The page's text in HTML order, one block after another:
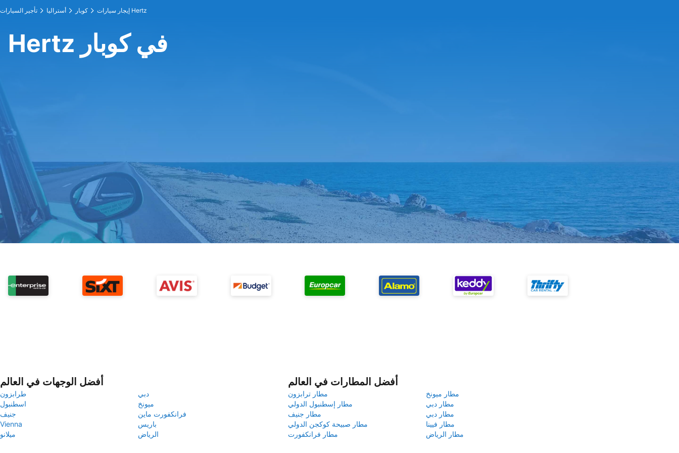
تأجير السيارات أستراليا كوبار إيجار سيارات Hertz
Hertz في كوبار
أفضل الوجهات في العالم
طرابزون
دبي
اسطنبول
ميونخ
جنيف
فرانكفورت ماين
Vienna
باريس
ميلانو
الرياض
أفضل المطارات في العالم
مطار ترابزون
مطار ميونخ
مطار إسطنبول الدولي
مطار دبي
مطار جنيف
مطار دبي
مطار صبيحة كوكجن الدولي
مطار فيينا
مطار فرانكفورت
مطار الرياض